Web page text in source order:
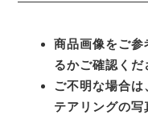
商品画像をご参
るかご確認くだ
ご不明な場合
テアリングの